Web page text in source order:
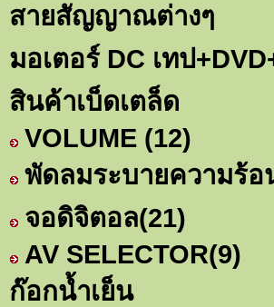
สายสัญญาณต่างๆ
มอเตอร์ DC เทป
สินค้าเบ็ดเตล็ด
VOLUME (12)
พัดลมระบายความร้อ
จอดิจิตอล(21)
AV SELECTOR(9)
ก๊อกน้ำเย็น